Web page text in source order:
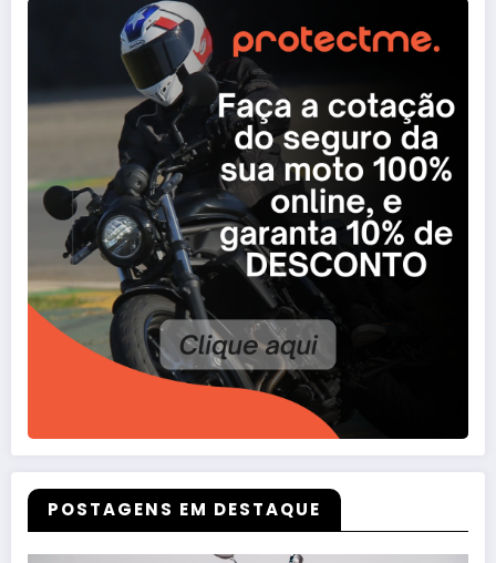
POSTAGENS EM DESTAQUE